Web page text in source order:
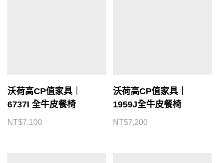
沃荷高CP值家具｜
6737I 全牛皮餐椅
NT$7,100
沃荷高CP值家具｜
1959J全牛皮餐椅
NT$7,200